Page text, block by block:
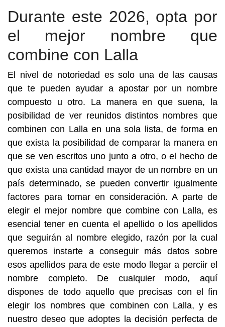
Durante este 2026, opta por
el mejor nombre que
combine con Lalla
El nivel de notoriedad es solo una de las causas
que te pueden ayudar a apostar por un nombre
compuesto u otro. La manera en que suena, la
posibilidad de ver reunidos distintos nombres que
combinen con Lalla en una sola lista, de forma en
que exista la posibilidad de comparar la manera en
que se ven escritos uno junto a otro, o el hecho de
que exista una cantidad mayor de un nombre en un
país determinado, se pueden convertir igualmente
factores para tomar en consideración. A parte de
elegir el mejor nombre que combine con Lalla, es
esencial tener en cuenta el apellido o los apellidos
que seguirán al nombre elegido, razón por la cual
queremos instarte a conseguir más datos sobre
esos apellidos para de este modo llegar a perciir el
nombre completo. De cualquier modo, aquí
dispones de todo aquello que precisas con el fin
elegir los nombres que combinen con Lalla, y es
nuestro deseo que adoptes la decisión perfecta de